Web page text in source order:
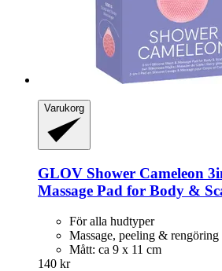
Varukorg
GLOV Shower Cameleon
Massage Pad for Body &
För alla hudtyper
Massage, peeling & rengöring
Mått: ca 9 x 11 cm
140 kr